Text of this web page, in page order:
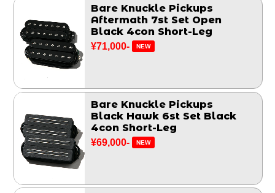
Bare Knuckle Pickups
Aftermath 7st Set Open
Black 4con Short-Leg
¥71,000- NEW
Bare Knuckle Pickups
Black Hawk 6st Set Black
4con Short-Leg
¥69,000- NEW